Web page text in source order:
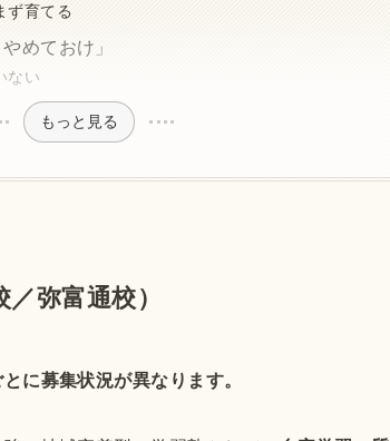
ず育てる
めておけ」
ない
もっと見る
弥富通校）
に募集状況が異なります。